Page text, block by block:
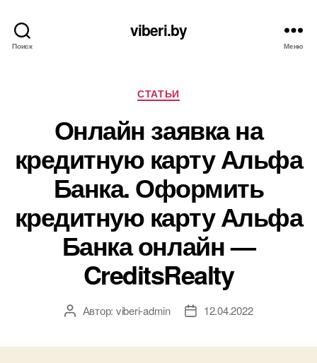
Поиск
viberi.by
Меню
Рубрики
СТАТЬИ
Онлайн заявка на
кредитную карту Альфа
Банка. Оформить
кредитную карту Альфа
Банка онлайн —
CreditsRealty
АвторАвтор: viberi-admin
Дата12.04.2022